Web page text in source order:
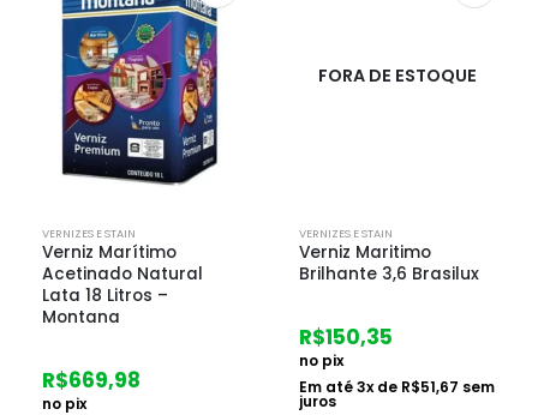
VERNIZES E STAIN
Verniz Marítimo
Acetinado Natural
Lata 18 Litros –
Montana
R$669,98
no pix
FORA DE ESTOQUE
VERNIZES E STAIN
Verniz Maritimo
Brilhante 3,6 Brasilux
R$150,35
no pix
Em até3x de R$51,67 sem
juros